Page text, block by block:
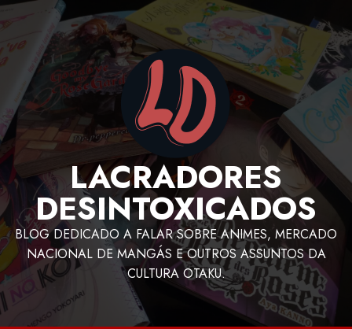
LACRADORES
DESINTOXICADOS
BLOG DEDICADO A FALAR SOBRE ANIMES, MERCADO
NACIONAL DE MANGÁS E OUTROS ASSUNTOS DA
CULTURA OTAKU.